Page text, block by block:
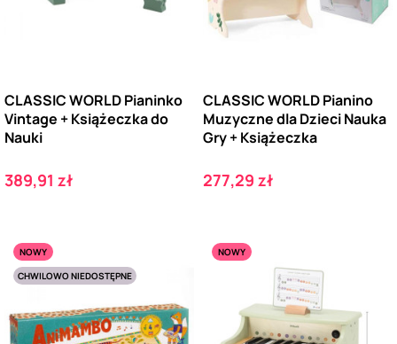
CLASSIC WORLD Pianinko
Vintage + Książeczka do
Nauki
Cena
389,91 zł
CLASSIC WORLD Pianino
Muzyczne dla Dzieci Nauka
Gry + Książeczka
Cena
277,29 zł
NOWY
CHWILOWO NIEDOSTĘPNE
NOWY